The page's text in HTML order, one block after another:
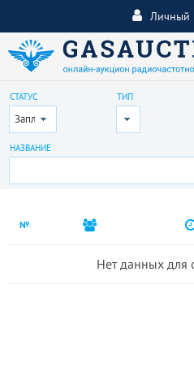
Личный
СТАТУС
Запланирован
ТИП
Все
НАЗВАНИЕ
№
Нет данных для